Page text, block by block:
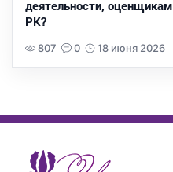
деятельности,
РК?
807 0 18 июня 2026